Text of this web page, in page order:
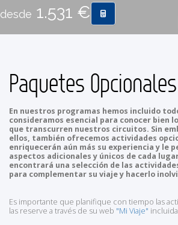
desde 1.531 €
Paquetes Opcionales
En nuestros programas hemos incluido
consideramos esencial para conocer bien
que transcurren nuestros circuitos. Sin
ellos, también ofrecemos actividades
enriquecerán aún más su experiencia y le
aspectos adicionales y únicos de cada
encontrará una selección de las
para complementar su viaje y hacerlo
Es importante que planifique con tiempo las
las reserve a través de su web "Mi Viaje"